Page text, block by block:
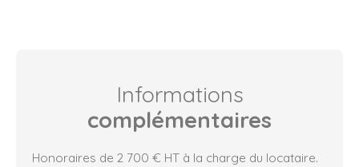
Informations
complémentaires
Honoraires de 2 700 € HT à la charge du locataire.